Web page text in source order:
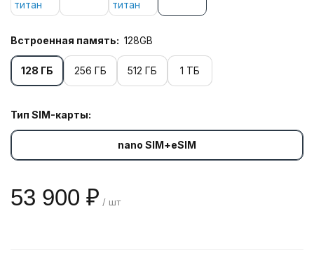
Встроенная память: 128GB
128 ГБ 256 ГБ 512 ГБ 1 ТБ
Тип SIM-карты:
nano SIM+eSIM
53 900 ₽ / шт